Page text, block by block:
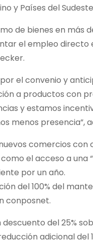
y Países del
de bienes en más
el empleo
el convenio y
a productos con
y estamos
menos presencia”,
comercios
el acceso a una
por un año.
del 100% del
conposnet.
del 25%
adicional del